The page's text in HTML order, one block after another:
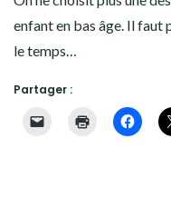
enfant en bas âge. Il faut
le temps…
Partager :
TANZANIE
AMÉRIQUES
ASIE